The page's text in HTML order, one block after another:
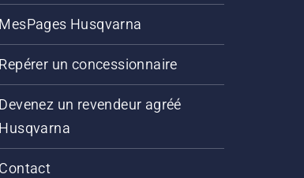
MesPages Husqvarna
Repérer un concessionnaire
Devenez un revendeur agréé
Husqvarna
Contact